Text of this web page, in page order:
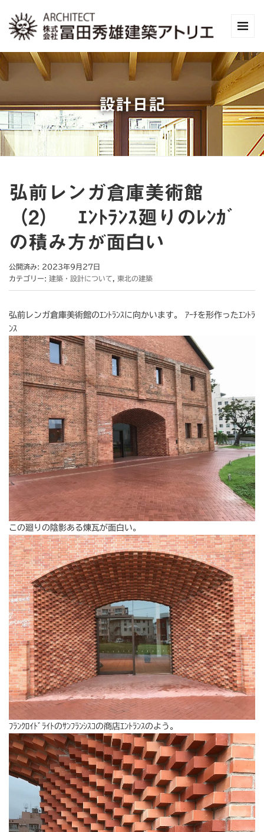
設計日記
弘前レンガ倉庫美術館
（2） ｴﾝﾄﾗﾝｽ廻りのﾚﾝｶﾞ
の積み方が面白い
公開済み: 2023年9月27日
カテゴリー: 建築・設計について 東北の建築
弘前レンガ倉庫美術館のｴﾝﾄﾗﾝｽに向かいます。 ｱｰﾁを形作ったｴﾝﾄﾗ
ﾝｽ
この廻りの陰影ある煉瓦が面白い。
ﾌﾗﾝｸﾛｲﾄﾞﾗｲﾄのｻﾝﾌﾗﾝｼｽｺの商店ｴﾝﾄﾗﾝｽのよう。